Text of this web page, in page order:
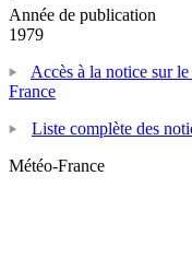
Année de publication
1979
Accès à la notice sur
France
Liste complète des
Météo-France